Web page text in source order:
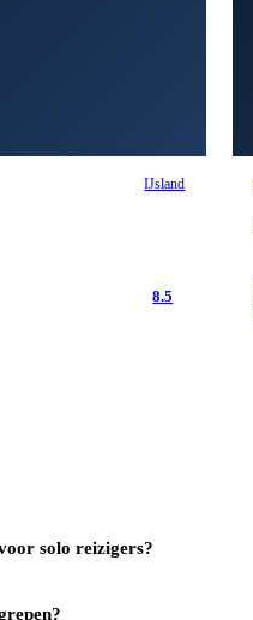
IJsland
8.5
solo reizigers?